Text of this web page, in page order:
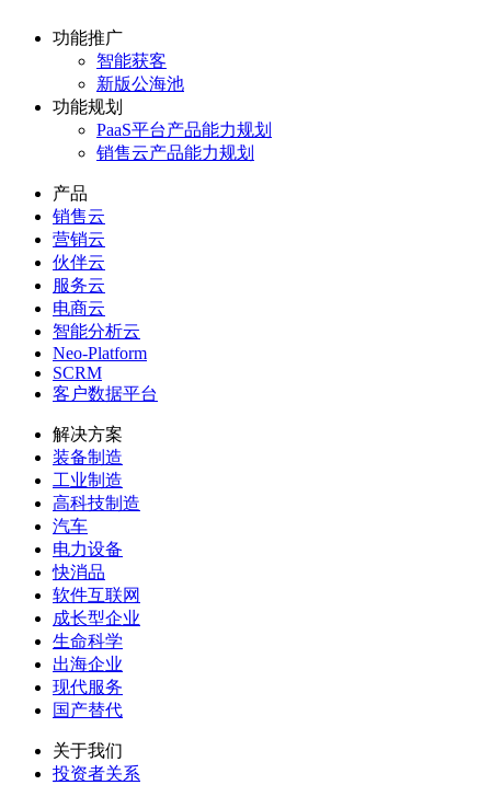
琐的数据整理
作为一名SDR，您是否经
扰？偶尔忙中出错，把线索
在销售易的旧版公海池，
客户数据放置到各类公海分
很容易出错，为
而在销售易新公海池能力
组设置分组标签，系统将通
1、线索、客户数据进入系
入到对应分组中，极大的减
2、当数据属性或状态发生
的公海分组，系统将自动为
免由于操作不及时耽误业务
功能推广
智能获客
新版公海池
功能规划
PaaS平台产品能力规划
销售云产品能力规划
产品
销售云
营销云
伙伴云
服务云
电商云
智能分析云
Neo-Platform
SCRM
客户数据平台
解决方案
装备制造
工业制造
高科技制造
汽车
电力设备
快消品
软件互联网
成长型企业
生命科学
出海企业
现代服务
国产替代
关于我们
投资者关系